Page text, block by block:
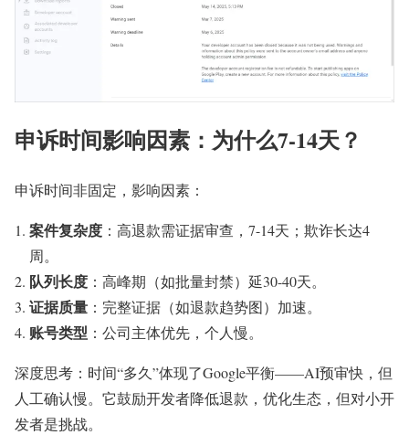
申诉时间影响因素：为什么7-14天？
申诉时间非固定，影响因素：
案件复杂度 ：高退款需证据审查，7-14天；欺诈长达4
周。
队列长度 ：高峰期（如批量封禁）延30-40天。
证据质量 ：完整证据（如退款趋势图）加速。
账号类型 ：公司主体优先，个人慢。
深度思考：时间“多久”体现了Google平衡——AI预审快，但
人工确认慢。它鼓励开发者降低退款，优化生态，但对小开
发者是挑战。